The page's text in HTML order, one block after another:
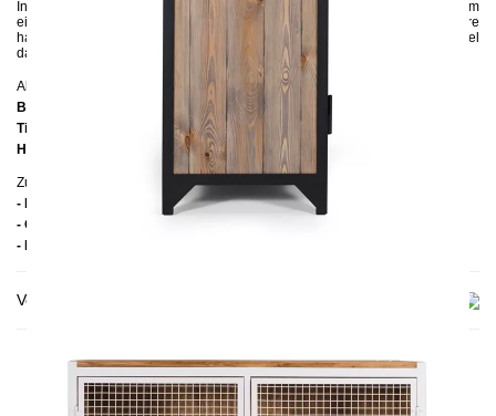
Industrial-Stils. Beachten Sie bitte, dass es sich bei diesem Möbelstück um
ein in aufwändiger Handarbeit hergestelltes Unikat und keine Massenware
handelt. Unregelmäßigkeiten und Unebenheiten stellen somit keinen Mangel
dar, sondern unterstreichen dessen individuellen Charakter.
Abmessungen
Breite:
Tiefe:
Höhe:
Zusätzliche Informationen
- Holz: Kiefer gebeizt
- Gestell: Pulverbeschichteter Stahl
- Handmade
Versand & Lieferung